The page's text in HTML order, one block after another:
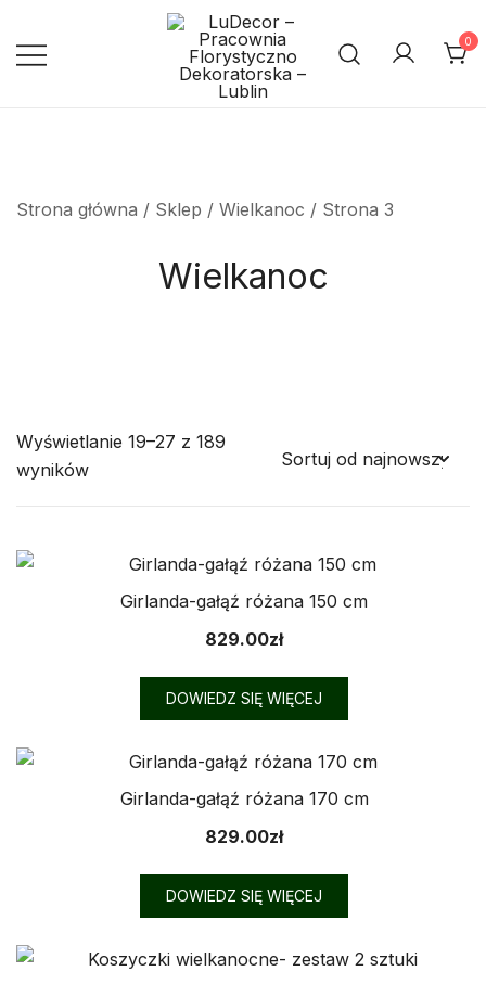
do
treści
0
Strona główna / Sklep / Wielkanoc / Strona 3
Wielkanoc
Wyświetlanie 19–27 z 189
wynikówPosortowane
Girlanda-gałąź różana 150 cm
829.00zł
DOWIEDZ SIĘ WIĘCEJ
Girlanda-gałąź różana 170 cm
829.00zł
DOWIEDZ SIĘ WIĘCEJ